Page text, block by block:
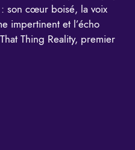
: son cœur boisé, la voix
impertinent et l’écho
That Thing Reality, premier